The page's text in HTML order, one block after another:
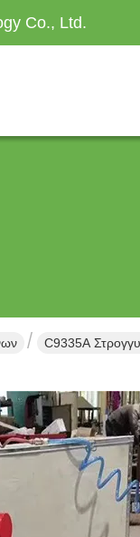
Co., Ltd.
C9335A